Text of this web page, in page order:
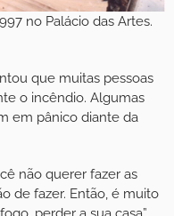
no Palácio das Artes.
que muitas pessoas
o incêndio. Algumas
em pânico diante da
não querer fazer as
de fazer. Então, é muito